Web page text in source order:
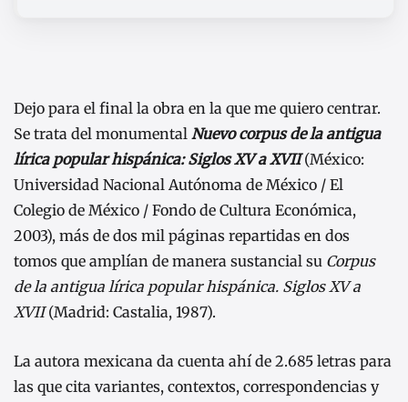
Dejo para el final la obra en la que me quiero centrar.
Se trata del monumental Nuevo corpus de la antigua
lírica popular hispánica: Siglos XV a XVII(México:
Universidad Nacional Autónoma de México / El
Colegio de México / Fondo de Cultura Económica,
2003), más de dos mil páginas repartidas en dos
tomos que amplían de manera sustancial su Corpus
de la antigua lírica popular hispánica. Siglos XV a
XVII(Madrid: Castalia, 1987).
La autora mexicana da cuenta ahí de 2.685 letras para
las que cita variantes, contextos, correspondencias y